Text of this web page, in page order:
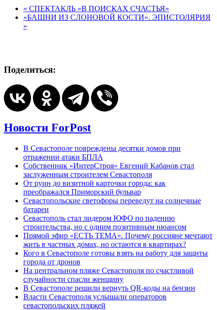
« СПЕКТАКЛЬ «В ПОИСКАХ СЧАСТЬЯ»
«БАШНИ ИЗ СЛОНОВОЙ КОСТИ». ЭПИСТОЛЯРИЯ
»
Поделиться:
Новости ForPost
В Севастополе повреждены десятки домов при
отражении атаки БПЛА
Собственник «ИнтерСтроя» Евгений Кабанов стал
заслуженным строителем Севастополя
От руин до визитной карточки города: как
преображался Приморский бульвар
Севастопольские светофоры переведут на солнечные
батареи
Севастополь стал лидером ЮФО по падению
строительства, но с одним позитивным нюансом
Прямой эфир «ЕСТЬ ТЕМА». Почему россияне мечтают
жить в частных домах, но остаются в квартирах?
Кого в Севастополе готовы взять на работу для защиты
города от дронов
На центральном пляже Севастополя по счастливой
случайности спасли женщину
В Севастополе решили вернуть QR-коды на бензин
Власти Севастополя услышали операторов
севастопольских пляжей